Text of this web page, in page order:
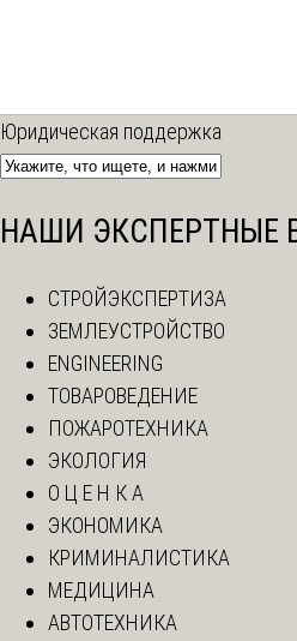
Юридическая поддержка
НАШИ ЭКСПЕРТНЫЕ
СТРОЙЭКСПЕРТИЗА
ЗЕМЛЕУСТРОЙСТВО
ENGINEERING
ТОВАРОВЕДЕНИЕ
ПОЖАРОТЕХНИКА
ЭКОЛОГИЯ
О Ц Е Н К А
ЭКОНОМИКА
КРИМИНАЛИСТИКА
МЕДИЦИНА
АВТОТЕХНИКА